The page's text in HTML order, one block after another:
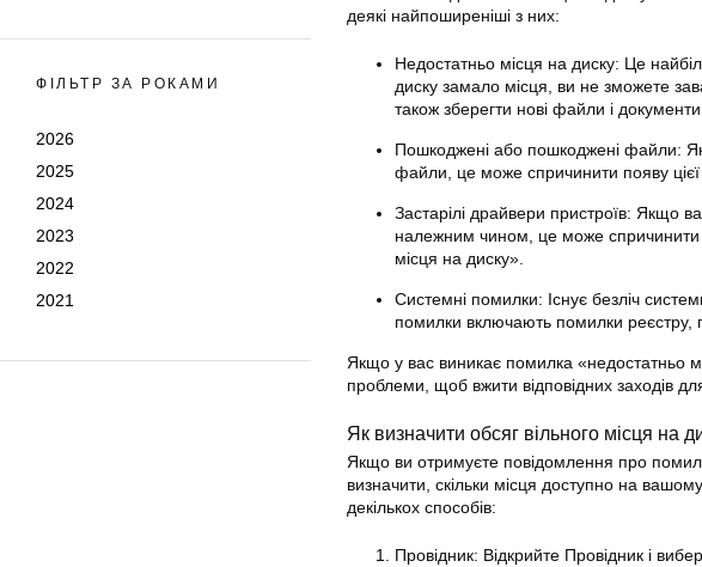
ФІЛЬТР ЗА РОКАМИ
2026
2025
2024
2023
2022
2021
деякі найпоширеніші з них:
Недостатньо місця на диску: Це
диску замало місця, ви не зможете
також зберегти нові файли і
Пошкоджені або пошкоджені файли:
файли, це може спричинити появу
Застарілі драйвери пристроїв: Якщо
належним чином, це може спричинити
місця на диску».
Системні помилки: Існує безліч
помилки включають помилки
Якщо у вас виникає помилка «недостатньо
проблеми, щоб вжити відповідних заходів
Як визначити обсяг вільного місця на
Якщо ви отримуєте повідомлення про
визначити, скільки місця доступно на
декількох способів:
Провідник: Відкрийте Провідник і